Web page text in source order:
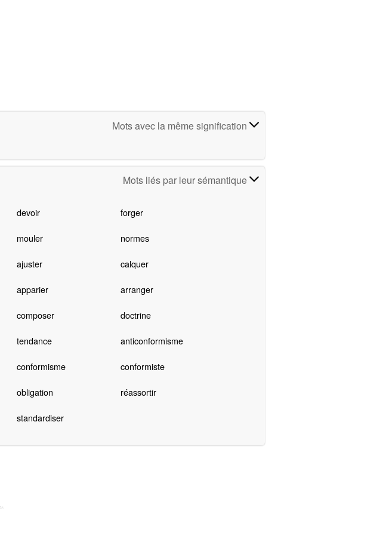
Mots avec la même signification
Mots liés par leur sémantique
devoir forger
mouler normes
ajuster calquer
apparier arranger
composer doctrine
tendance anticonformisme
conformisme conformiste
obligation réassortir
standardiser